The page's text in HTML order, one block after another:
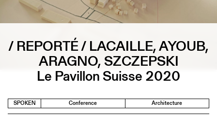
Publications
About
FR /EN
/ REPORTÉ / LACAILLE, AYOUB,
ARAGNO, SZCZEPSKI
Le Pavillon Suisse 2020
SPOKEN Conference Architecture